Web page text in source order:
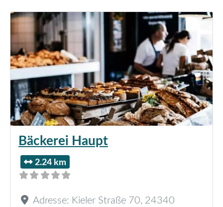
Bäckerei Haupt
2.24 km
Adresse: Kieler Straße 70, 24340